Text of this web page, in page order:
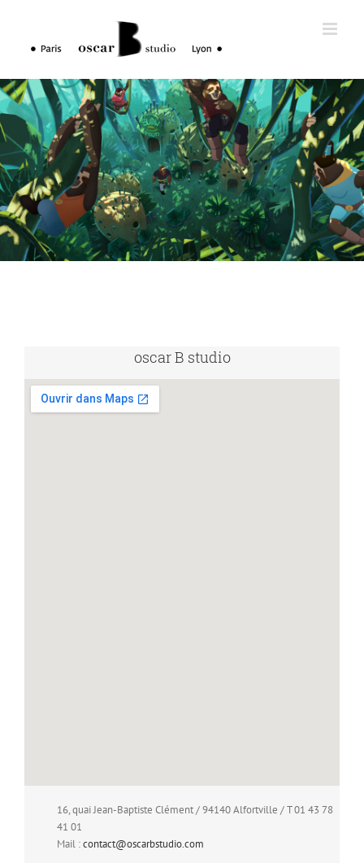
oscar B studio
16, quai Jean-Baptiste Clément / 94140 Alfortville / T 01 43 78
41 01
Mail :contact@oscarbstudio.com